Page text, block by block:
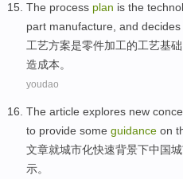
The process plan is the
part manufacture , and decides
工艺方案是零件加工的工艺基础
造成本。
youdao
The article explores new
to provide some guidance on
文章就城市化快速背景下中国
示。